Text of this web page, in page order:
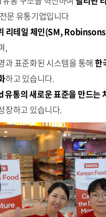
문 유통기업입니다
리테일 체인(SM,
,
과 표준화된 시스템을 통해 한
하고 있습니다.
통의 새로운 표준을 만드는
장하고 있습니다.